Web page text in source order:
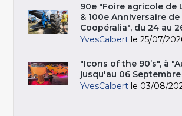
90e "Foire agricole de
& 100e Anniversaire
Coopéralia", du 24 au
YvesCalbert le 25/07/
"Icons of the 90’s", à
jusqu'au 06 Septembre
YvesCalbert le 03/08/